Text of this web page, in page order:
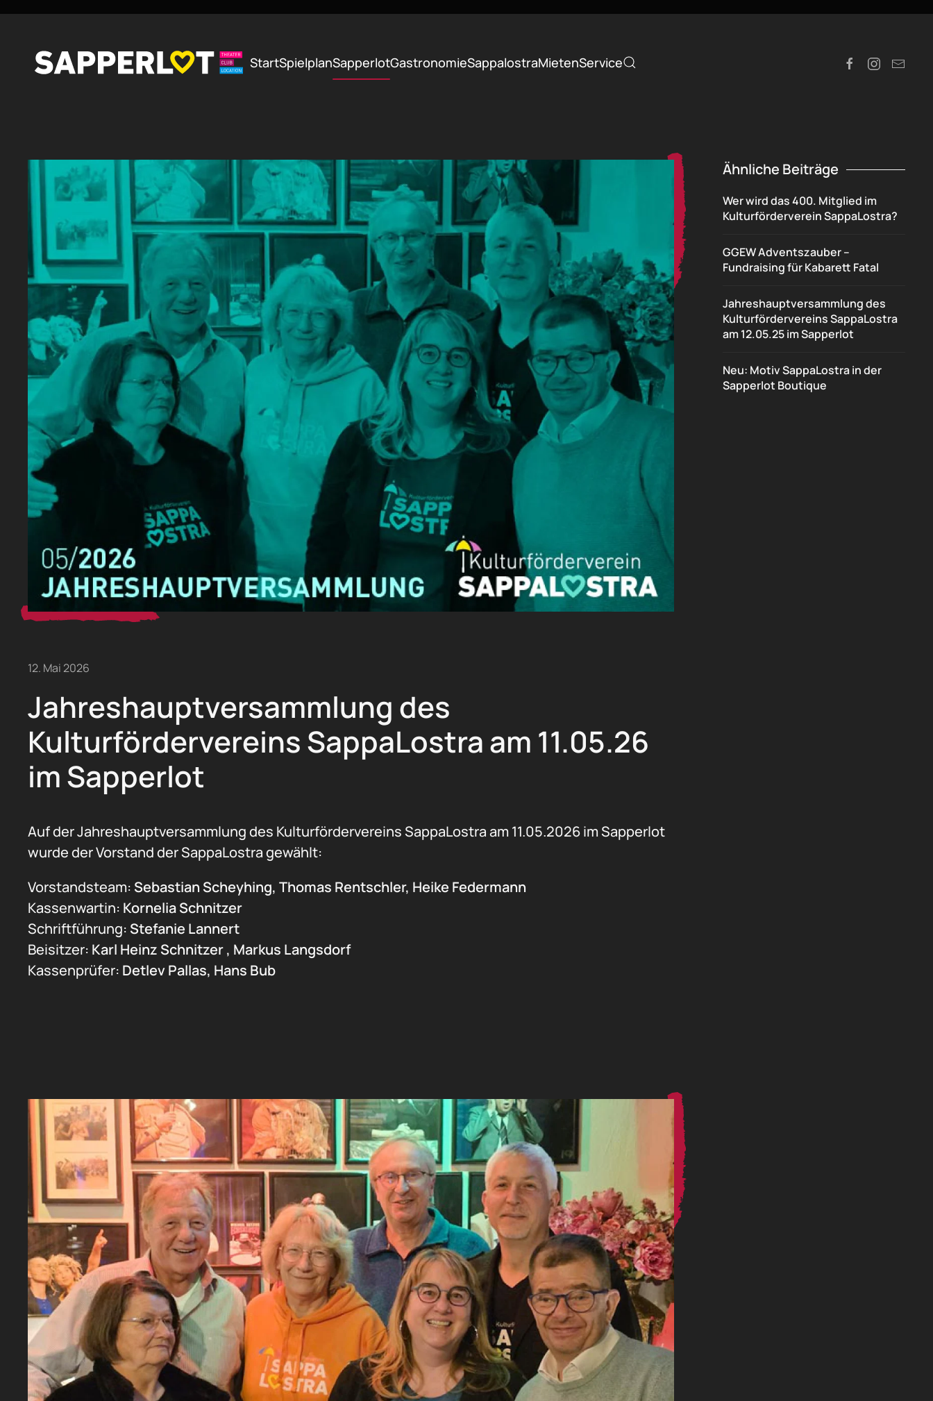
StartSpielplanSapperlotGastronomieSappalostraMietenService
12. Mai 2026
Jahreshauptversammlung des
Kulturfördervereins SappaLostra am 11.05.26
im Sapperlot
Auf der Jahreshauptversammlung des Kulturfördervereins SappaLostra am 11.05.2026 im Sapperlot
wurde der Vorstand der SappaLostra gewählt:
Vorstandsteam: Sebastian Scheyhing, Thomas Rentschler, Heike Federmann
Kassenwartin: Kornelia Schnitzer
Schriftführung: Stefanie Lannert
Beisitzer: Karl Heinz Schnitzer , Markus Langsdorf
Kassenprüfer: Detlev Pallas, Hans Bub
Ähnliche Beiträge
Wer wird das 400. Mitglied im
Kulturförderverein SappaLostra?
GGEW Adventszauber –
Fundraising für Kabarett Fatal
Jahreshauptversammlung des
Kulturfördervereins SappaLostra
am 12.05.25 im Sapperlot
Neu: Motiv SappaLostra in der
Sapperlot Boutique